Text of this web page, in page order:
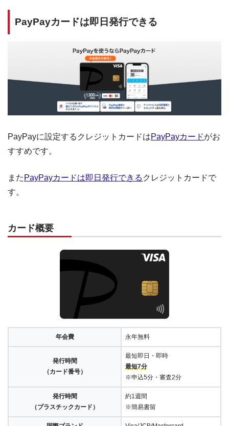
PayPayカードは即日発行できる
PayPayに設定するクレジットカードはPayPayカードがお
すすめです。
また PayPayカードは即日発行できる クレジットカードで
す。
カード概要
年会費 永年無料
発行時間
（カード番号）
最短即日・即時
最短7分
※申込5分・審査2分
発行時間
（プラスチックカード）
約1週間
※簡易書留